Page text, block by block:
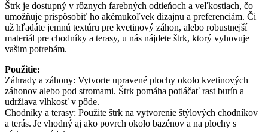
Štrk je dostupný v rôznych farebných odtieňoch a veľkostiach, čo
umožňuje prispôsobiť ho akémukoľvek dizajnu a preferenciám. Či
už hľadáte jemnú textúru pre kvetinový záhon, alebo robustnejší
materiál pre chodníky a terasy, u nás nájdete štrk, ktorý vyhovuje
vašim potrebám.
Použitie:
Záhrady a záhony: Vytvorte upravené plochy okolo kvetinových
záhonov alebo pod stromami. Štrk pomáha potláčať rast burín a
udržiava vlhkosť v pôde.
Chodníky a terasy: Použite štrk na vytvorenie štýlových chodníkov
a terás. Je vhodný aj ako povrch okolo bazénov a na plochy s